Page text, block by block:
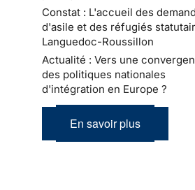
Constat : L'accueil des
d'asile et des réfugiés
Languedoc-Roussillon
Actualité : Vers une
des politiques nationales
d'intégration en Europe ?
En savoir plus